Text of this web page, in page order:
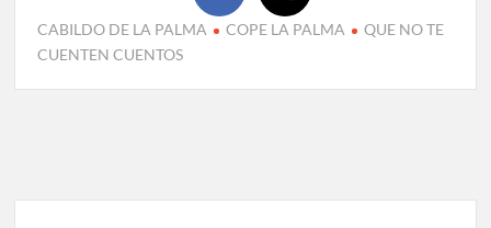
CABILDO DE LA PALMA COPE LA PALMA
QUE NO TE
CUENTEN CUENTOS